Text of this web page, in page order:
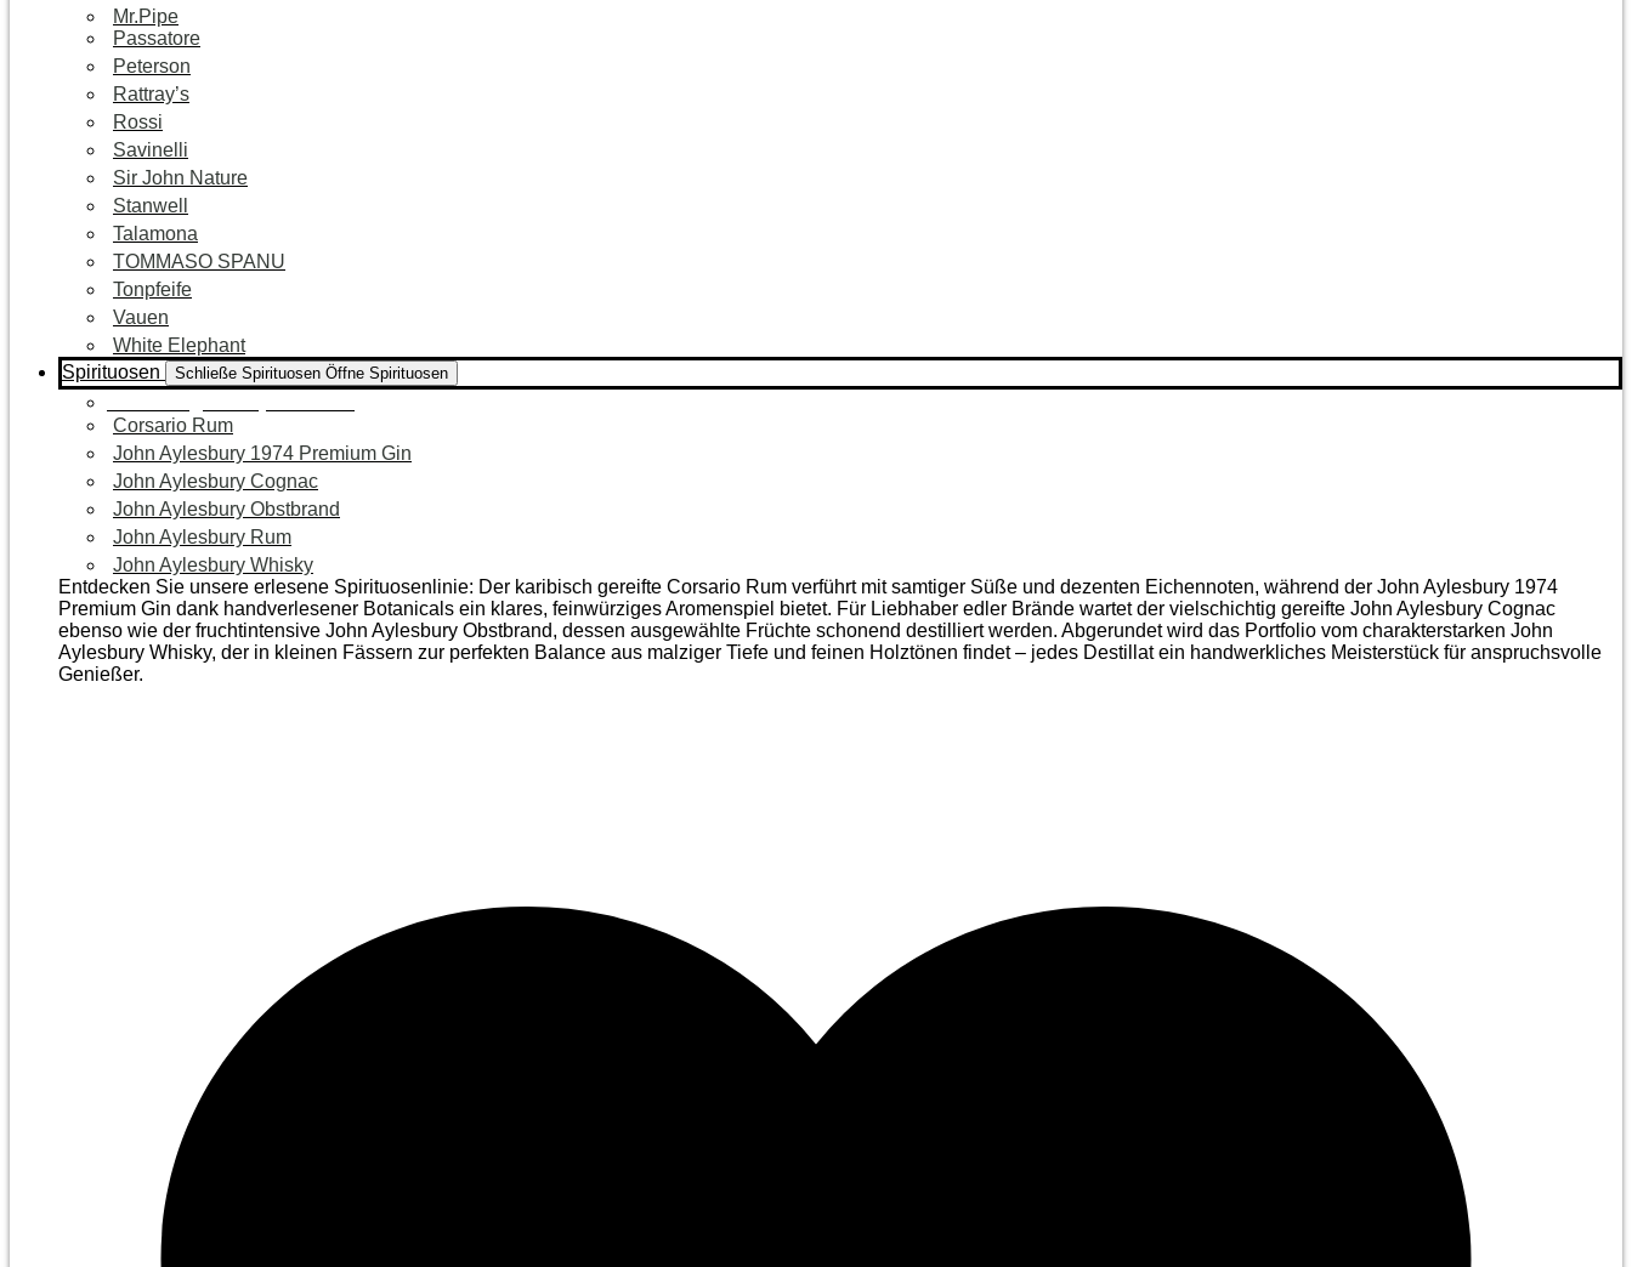
Mr.Pipe
Passatore
Peterson
Rattray’s
Rossi
Savinelli
Sir John Nature
Stanwell
Talamona
TOMMASO SPANU
Tonpfeife
Vauen
White Elephant
Spirituosen
Schließe Spirituosen Öffne Spirituosen
Corsario Rum
John Aylesbury 1974 Premium Gin
John Aylesbury Cognac
John Aylesbury Obstbrand
John Aylesbury Rum
John Aylesbury Whisky
Entdecken Sie unsere erlesene Spirituosenlinie: Der karibisch gereifte Corsario Rum verführt mit samtiger Süße und dezenten Eichen­noten, während der John Aylesbury 1974
Premium Gin dank handverlesener Botanicals ein klares, feinwürziges Aromenspiel bietet. Für Liebhaber edler Brände wartet der vielschichtig gereifte John Aylesbury Cognac
ebenso wie der frucht­intensive John Aylesbury Obstbrand, dessen ausgewählte Früchte schonend destilliert werden. Abgerundet wird das Portfolio vom charakterstarken John
Aylesbury Whisky, der in kleinen Fässern zur perfekten Balance aus malziger Tiefe und feinen Holz­tönen findet – jedes Destillat ein handwerkliches Meister­stück für anspruchsvolle
Genießer.